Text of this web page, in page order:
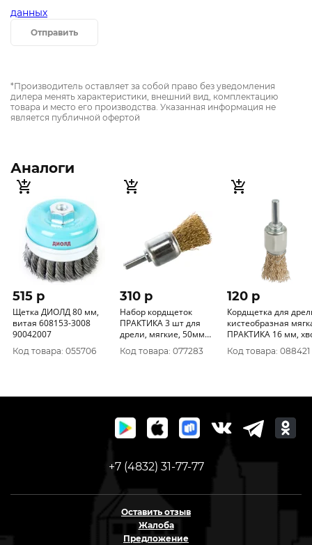
данных
Отправить
*Производитель оставляет за собой право без уведомления
дилера менять характеристики, внешний вид, комплектацию
товара и место его производства. Указанная информация не
является публичной офертой
Аналоги
515 p
Щетка ДИОЛД 80 мм,
витая 608153-3008
90042007
Код товара: 055706
310 p
Набор кордщеток
ПРАКТИКА 3 шт для
дрели, мягкие, 50мм
чаш, 50мм радиал,
25мм кисть, блистер
Код товара: 077283
120 p
Кордщетка для
кистеобразная
ПРАКТИКА 16 мм, хвост
6 мм 773-422
Код товара: 088421
+7 (4832) 31-77-77
Оставить отзыв
Жалоба
Предложение